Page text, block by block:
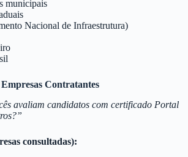
municipais
Nacional de Infraestrutura)
Contratantes
avaliam candidatos com certificado Portal
consultadas):